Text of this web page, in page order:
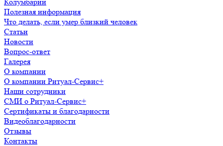
Полезная информация
Что делать, если умер близкий человек
Статьи
Новости
Вопрос-ответ
Галерея
О компании
О компании Ритуал-Сервис+
Наши сотрудники
СМИ о Ритуал-Сервис+
Сертификаты и благодарности
Видеоблагодарности
Отзывы
Контакты